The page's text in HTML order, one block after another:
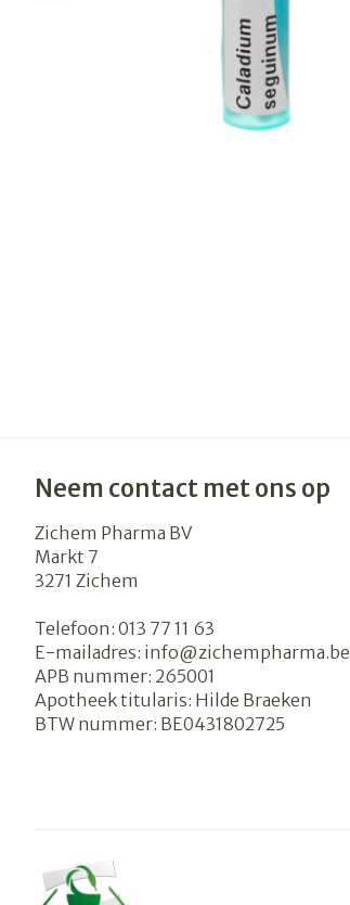
Neem contact met ons op
Zichem Pharma BV
Markt 7
3271 Zichem
Telefoon: 013 77 11 63
E-mailadres: info@zichempharma.be
APB nummer: 265001
Apotheek titularis: Hilde Braeken
BTW nummer: BE0431802725